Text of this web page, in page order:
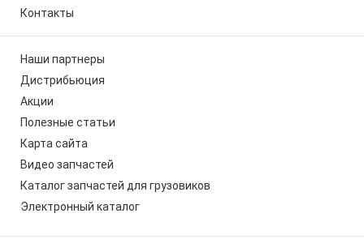
Контакты
Наши партнеры
Дистрибьюция
Акции
Полезные статьи
Карта сайта
Видео запчастей
Каталог запчастей для грузовиков
Электронный каталог